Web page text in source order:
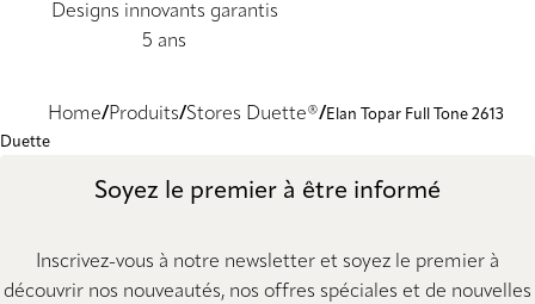
Designs innovants garantis
5 ans
Home Produits Stores Duette®
Elan Topar Full Tone 2613
Duette
Soyez le premier à être informé
Inscrivez-vous à notre newsletter et soyez le premier à
découvrir nos nouveautés, nos offres spéciales et de nouvelles